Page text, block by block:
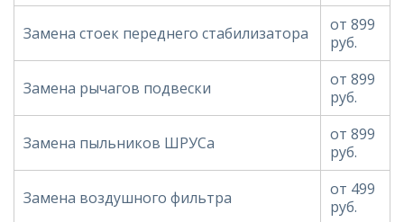
Замена стоек переднего стабилизатора
от 899
руб.
Замена рычагов подвески
от 899
руб.
Замена пыльников ШРУСа
от 899
руб.
Замена воздушного фильтра
от 499
руб.